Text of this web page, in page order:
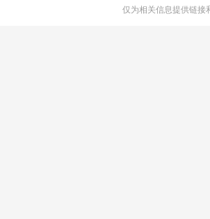
仅为相关信息提供链接